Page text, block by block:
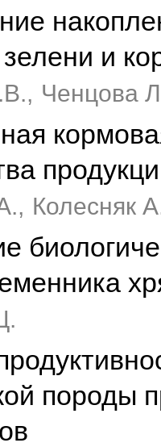
и
Ченцова
Колесняк
породы